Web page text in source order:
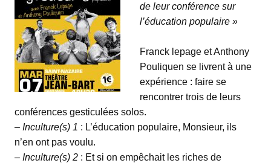
de leur conférence sur
l’éducation populaire »
Franck lepage et Anthony
Pouliquen se livrent à une
expérience : faire se
rencontrer trois de leurs
conférences gesticulées solos.
– Inculture(s) 1 : L’éducation populaire, Monsieur, ils
n’en ont pas voulu.
– Inculture(s) 2 : Et si on empêchait les riches de